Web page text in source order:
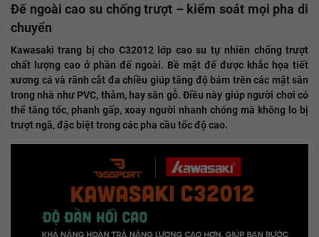
Đế ngoài cao su chống trượt – kiểm soát mọi pha di
chuyển
Kawasaki trang bị cho C32012 lớp cao su tự nhiên chống trượt
chất lượng cao ở phần đế ngoài. Bề mặt đế được khắc họa tiết
xương cá và rãnh cắt đa chiều giúp tăng độ bám trên các mặt sân
trong nhà như PVC, thảm, hay sân gỗ. Điều này giúp người chơi có
thể tăng tốc, phanh gấp, xoay người nhanh chóng mà không lo bị
trượt ngã, đặc biệt trong các pha cầu tốc độ cao.